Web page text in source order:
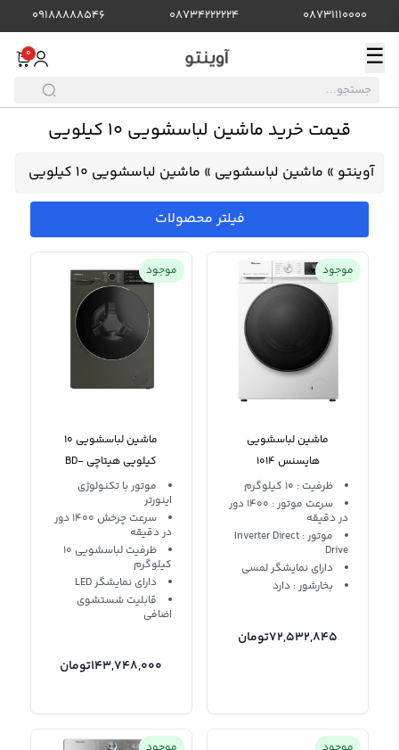
08731110000
08734222224
09188888546
☰
0
قیمت خرید ماشین لباسشویی 10 کیلویی
آوینتو » ماشین لباسشویی » ماشین لباسشویی 10 کیلویی
فیلتر محصولات
موجود
ماشین لباسشویی
هایسنس 1014
WFQA1014EVJMW
ظرفیت : 10 کیلوگرم
سرعت موتور : 1400 دور
در دقیقه
موتور : Inverter Direct
Drive
دارای نمایشگر لمسی
بخارشور : دارد
72,532,845تومان
موجود
ماشین لباسشویی 10
کیلویی هیتاچی BD-
100XFVEM
موتور با تکنولوژی
اینورتر
سرعت چرخش 1400 دور
در دقیقه
ظرفیت لباسشویی 10
کیلوگرم
دارای نمایشگر LED
قابلیت شستشوی
اضافی
143,748,000تومان